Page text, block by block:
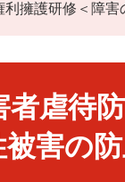
擁護研修＜障
虐待
害の